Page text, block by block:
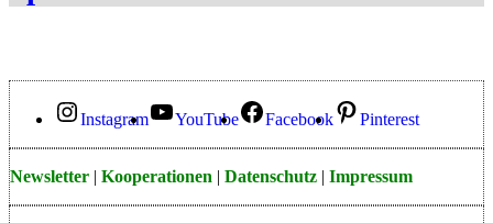
Instagram YouTube Facebook Pinterest
Newsletter | Kooperationen | Datenschutz | Impressum